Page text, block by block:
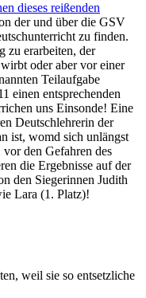
dieses reißenden
der und über die GSV
zu finden.
zu erarbeiten, der
oder aber vor einer
Teilaufgabe
einen entsprechenden
uns Einsonde! Eine
Deutschlehrerin der
ist, womd sich unlängst
den Gefahren des
die Ergebnisse auf der
den Siegerinnen Judith
Lara (1. Platz)!
weil sie so entsetzliche